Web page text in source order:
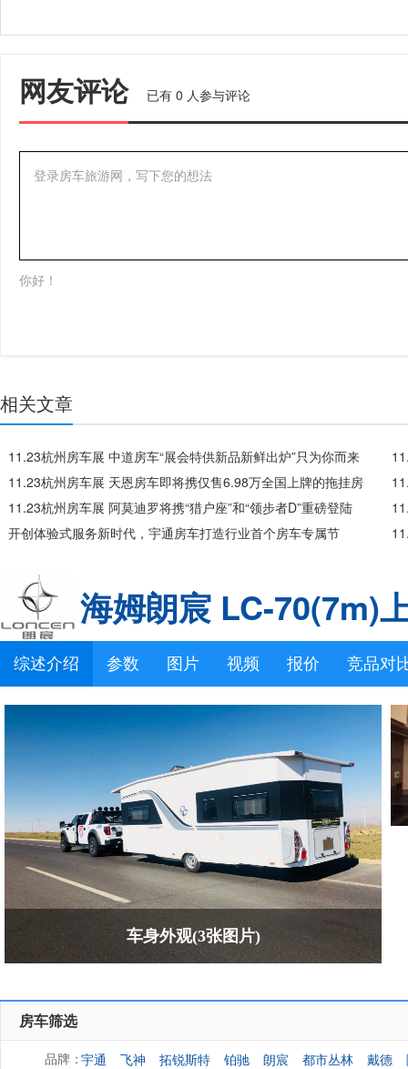
网友评论 已有 0 人参与评论
登录房车旅游网，写下您的想法
你好！
相关文章
11.23杭州房车展 中道房车“展会特供新品新鲜出炉”只为你而来
车
11.23杭州房车展 天恩房车即将携仅售6.98万全国上牌的拖挂房
车亮相
的
11.23杭州房车展 阿莫迪罗将携“猎户座”和“领步者D”重磅登陆
开创体验式服务新时代，宇通房车打造行业首个房车专属节
海姆朗宸 LC-70(7m)
综述介绍 参数 图片 视频 报价 竞品对
车身外观(3张图片)
房车筛选
品牌：宇通 飞神 拓锐斯特 铂驰 朗宸 都市丛林 戴德